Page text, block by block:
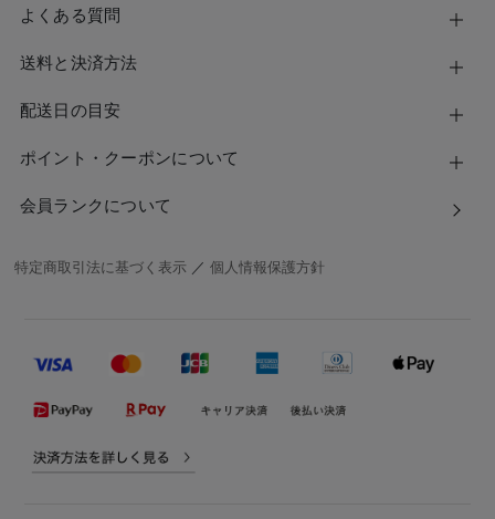
よくある質問
送料と決済方法
配送日の目安
ポイント・クーポンについて
会員ランクについて
特定商取引法に基づく表示 ／個人情報保護方針